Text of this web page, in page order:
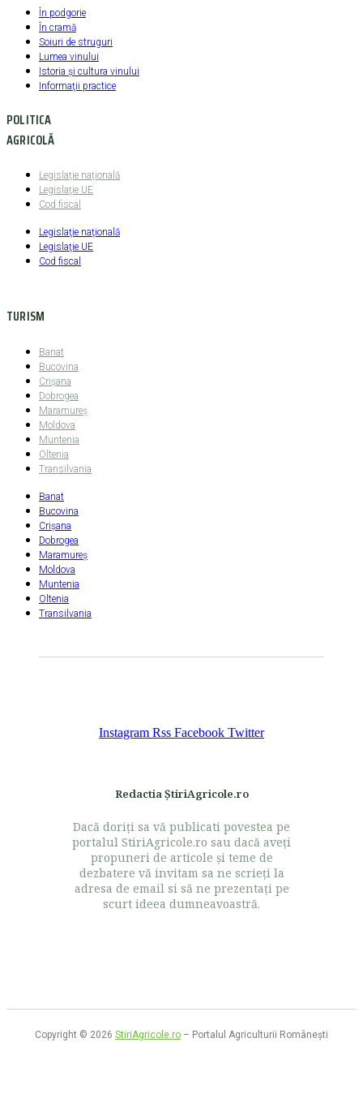
În podgorie
În cramă
Soiuri de struguri
Lumea vinului
Istoria şi cultura vinului
Informaţii practice
POLITICA
AGRICOLĂ
Legislaţie naţională
Legislaţie UE
Cod fiscal
Legislaţie naţională
Legislaţie UE
Cod fiscal
TURISM
Banat
Bucovina
Crişana
Dobrogea
Maramureş
Moldova
Muntenia
Oltenia
Transilvania
Banat
Bucovina
Crişana
Dobrogea
Maramureş
Moldova
Muntenia
Oltenia
Transilvania
Instagram Rss Facebook Twitter
Redactia ŞtiriAgricole.ro
Dacă doriţi sa vă publicati povestea pe
portalul StiriAgricole.ro sau dacă aveţi
propuneri de articole şi teme de
dezbatere vă invitam sa ne scrieţi la
adresa de email si să ne prezentaţi pe
scurt ideea dumneavoastră.
Copyright © 2026 StiriAgricole.ro – Portalul Agriculturii Româneşti